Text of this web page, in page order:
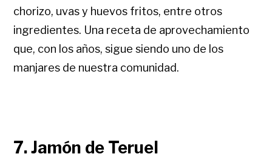
chorizo, uvas y huevos fritos, entre otros
ingredientes. Una receta de aprovechamiento
que, con los años, sigue siendo uno de los
manjares de nuestra comunidad.
7. Jamón de Teruel